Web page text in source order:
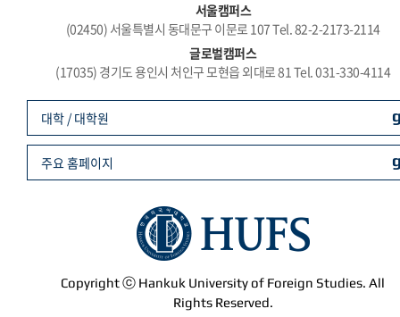
서울캠퍼스
(02450) 서울특별시 동대문구 이문로 107 Tel. 82-2-2173-2114
글로벌캠퍼스
(17035) 경기도 용인시 처인구 모현읍 외대로 81 Tel. 031-330-4114
Copyright ⓒ Hankuk University of Foreign Studies. All
Rights Reserved.
대학 / 대학원
주요 홈페이지